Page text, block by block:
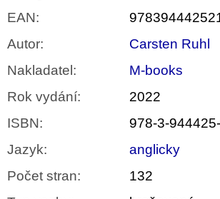
EAN:
Autor:
Carsten Ruhl
Nakladatel :
M-books
Rok vydání:
2022
ISBN:
978-3-
Jazyk:
anglicky
Počet stran:
132